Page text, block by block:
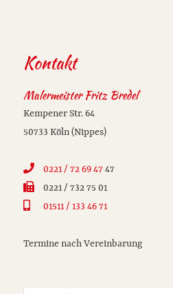
Kontakt
Malermeister Fritz Bredel
Kempener Str. 64
50733 Köln (Nippes)
0221 / 72 69 4747
0221 / 732 75 01
01511 / 133 46 71
Termine nach Vereinbarung